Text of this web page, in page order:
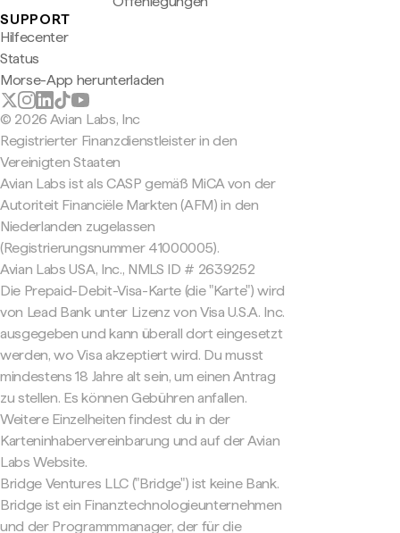
SUPPORT
Hilfecenter
Status
Morse-App herunterladen
© 2026 Avian Labs, Inc
Registrierter Finanzdienstleister in den
Vereinigten Staaten
Avian Labs ist als CASP gemäß MiCA von der
Autoriteit Financiële Markten (AFM) in den
Niederlanden zugelassen
(Registrierungsnummer 41000005).
Avian Labs USA, Inc., NMLS ID # 2639252
Die Prepaid-Debit-Visa-Karte (die "Karte") wird
von Lead Bank unter Lizenz von Visa U.S.A. Inc.
ausgegeben und kann überall dort eingesetzt
werden, wo Visa akzeptiert wird. Du musst
mindestens 18 Jahre alt sein, um einen Antrag
zu stellen. Es können Gebühren anfallen.
Weitere Einzelheiten findest du in der
Karteninhabervereinbarung und auf der Avian
Labs Website.
Bridge Ventures LLC ("Bridge") ist keine Bank.
Bridge ist ein Finanztechnologieunternehmen
und der Programmmanager, der für die